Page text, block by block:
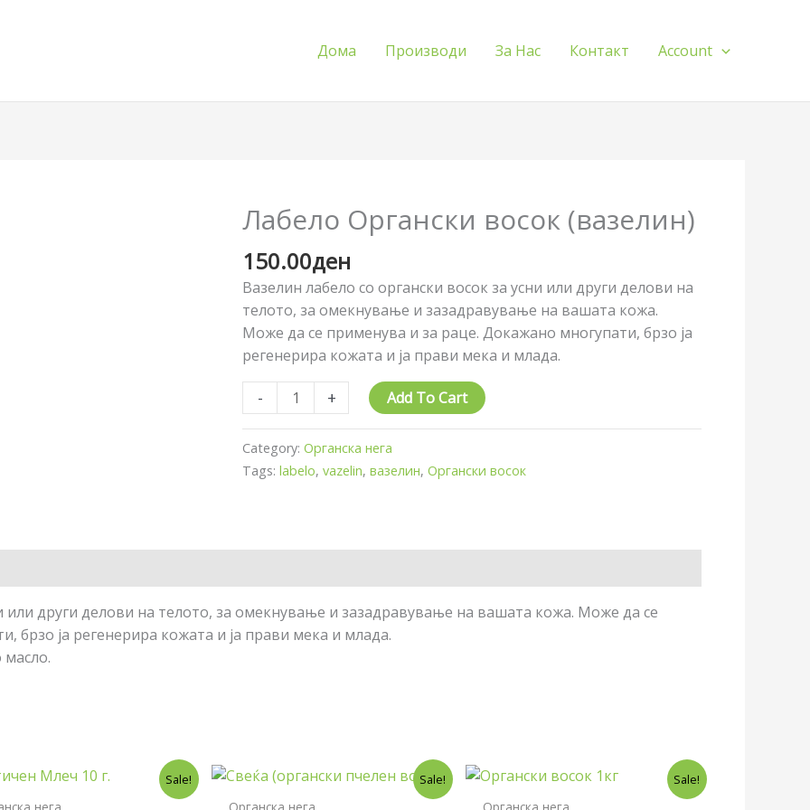
Дома Производи За Нас Контакт Account
Лабело Органски восок (вазелин)
150.00ден
Вазелин лабело со органски восок за усни или други делови на
телото, за омекнување и зазадравување на вашата кожа.
Може да се применува и за раце. Докажано многупати, брзо ја
регенерира кожата и ја прави мека и млада.
-
Лабело
Органски
восок
(вазелин)
quantity
+ Add To Cart
Category:Органска нега
Tags:labelo,vazelin,вазелин,Органски восок
или други делови на телото, за омекнување и зазадравување на вашата кожа. Може да се
брзо ја регенерира кожата и ја прави мека и млада.
масло.
Sale!
нега
Original
was:
Current
Sale!
Органска нега
Original
was:
Current
Sale!
Органска нега
Original
was:
Current